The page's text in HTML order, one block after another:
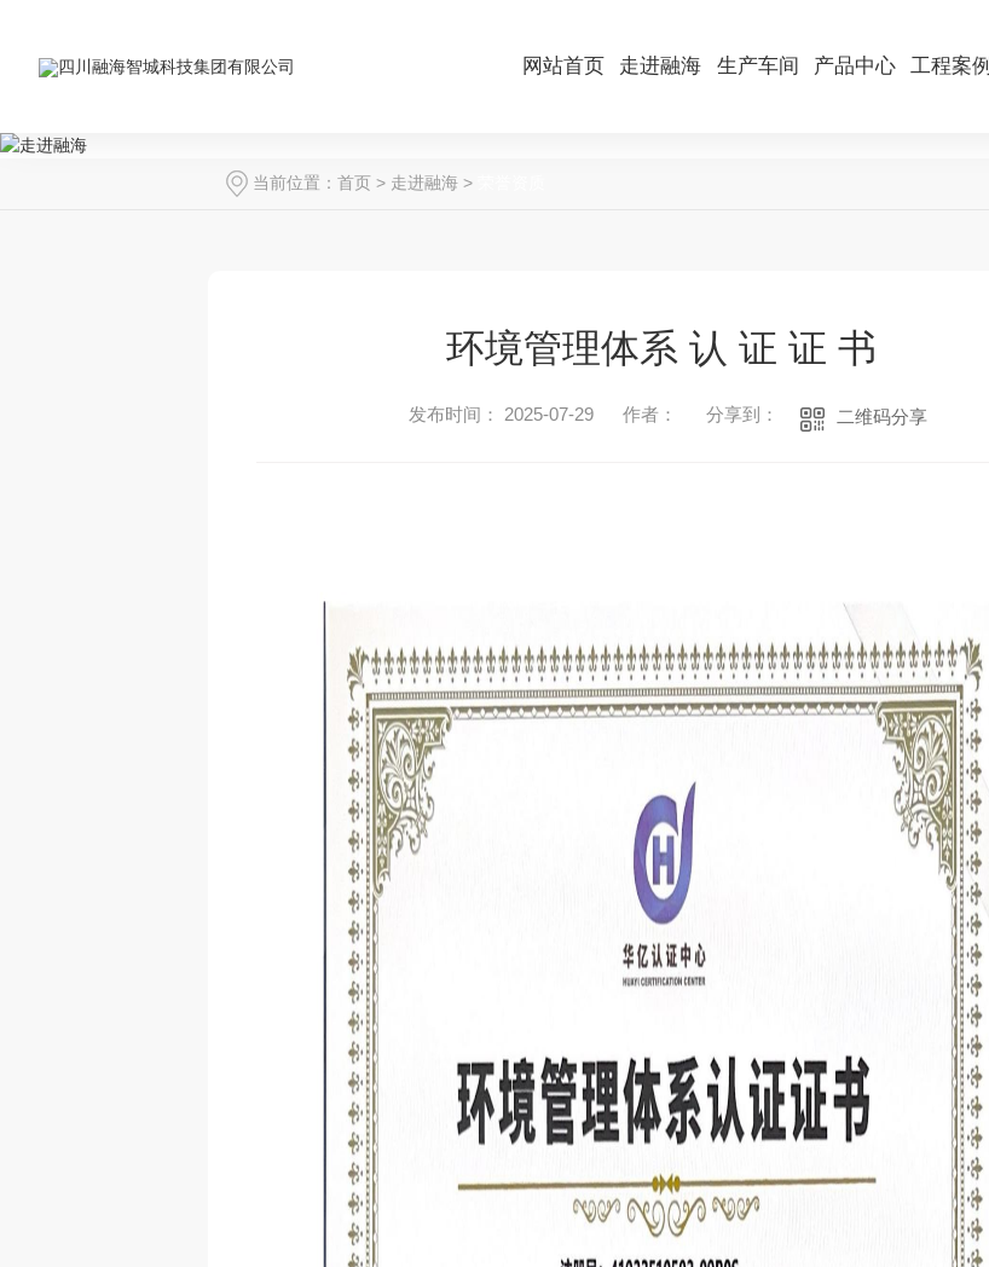
网站首页 走进融海 生产车间 产品中心 工程案例
当前位置： 首页 > 走进融海 >
环境管理体系 认 证 证 书
发布时间： 2025-07-29 作者： 分享到： 二维码分享